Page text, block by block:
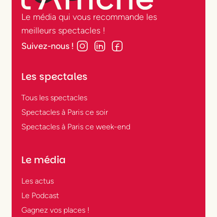
théâtres parisiens.
Quels sont les
spectacles
incontournables du
moment ?
Tout dépend de ce que vous avez envie de
voir : une comédie dans un théâtre privé, un
Dramatique National, une pièce classique
revisitée ou une comédie musicale
spectaculaire ? À Paris, le spectacle vivant
se décline sous toutes les formes, dans une
Le média qui vous recommande les
meilleurs spectacles !
Suivez-nous !
Les spectales
Tous les spectacles
Spectacles à Paris ce soir
Spectacles à Paris ce week-end
Le média
Les actus
Le Podcast
Gagnez vos places !